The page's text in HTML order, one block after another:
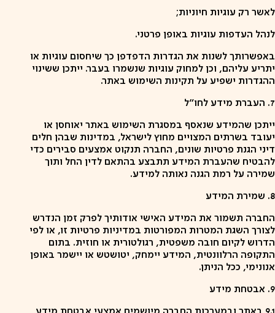
לאשר רק עוגיות חיוניות;
לנהל העדפות עוגיות באופן פרטני.
באפשרותך לשנות את הגדרות הדפדפן כך שיחסום עוגיות או
יתריע עליהם, וכן למחוק עוגיות שנשמרו בעבר. ייתכן ששינוי
ההגדרות ישפיע על תקינות השימוש באתר.
7. העברת מידע לחו"ל
ייתכן שהמידע שנאסף במסגרת השימוש באתר יאוחסן או
יעובד בשרתים המצויים מחוץ לישראל, במדינות שבהן חלים
דיני הגנת פרטיות שונים, החברה תנקוט אמצעים סבירים כדי
להבטיח שהעברת המידע תתבצע בהתאם לדין החל ותוך
שמירה על רמת הגנה נאותה למידע.
8. שמירת המידע
החברה תשמור את המידע האישי אודותיך לפרק זמן הנדרש
לצורך השגת המטרות המפורטות במדיניות פרטיות זו, או לפי
הדרוש לקיום חובה משפטית, רגולטורית או חוזית. בתום
התקופה הרלוונטית, המידע יימחק, יטושטש או יישמר באופן
אנונימי, ככל הניתן.
9. אבטחת מידע